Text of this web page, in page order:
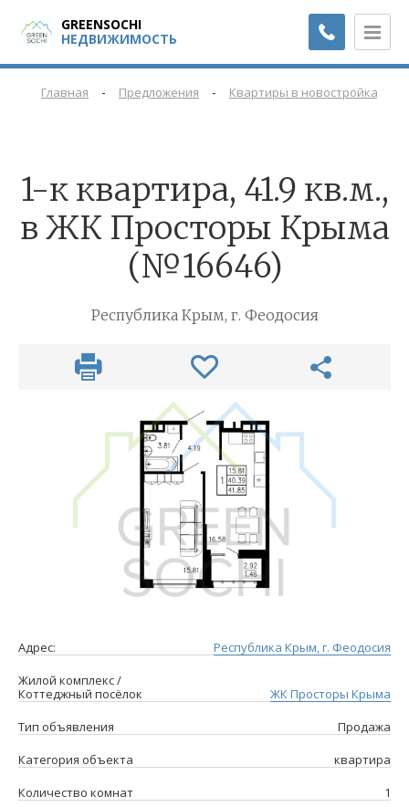
GREENSOCHI
НЕДВИЖИМОСТЬ
Главная - Предложения - Квартиры в новостройках
1-к квартира, 41.9 кв.м.,
в ЖК Просторы Крыма
(№16646)
Республика Крым, г. Феодосия
Адрес:
Республика Крым, г. Феодосия
Жилой комплекс /
Коттеджный посёлок
ЖК Просторы Крыма
Тип объявления
Продажа
Категория объекта
квартира
Количество комнат
1